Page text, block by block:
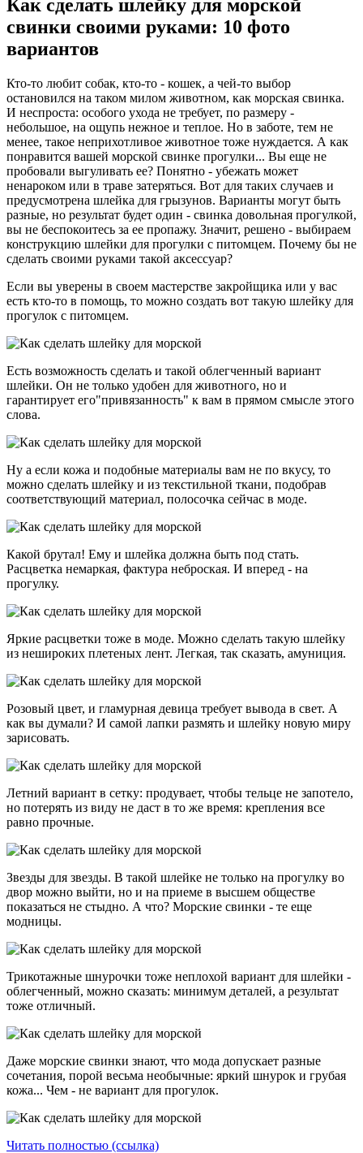
Как сделать шлейку для морской
свинки своими руками: 10 фото
вариантов
Кто-то любит собак, кто-то - кошек, а чей-то выбор
остановился на таком милом животном, как морская свинка.
И неспроста: особого ухода не требует, по размеру -
небольшое, на ощупь нежное и теплое. Но в заботе, тем не
менее, такое неприхотливое животное тоже нуждается. А как
понравится вашей морской свинке прогулки... Вы еще не
пробовали выгуливать ее? Понятно - убежать может
ненароком или в траве затеряться. Вот для таких случаев и
предусмотрена шлейка для грызунов. Варианты могут быть
разные, но результат будет один - свинка довольная прогулкой,
вы не беспокоитесь за ее пропажу. Значит, решено - выбираем
конструкцию шлейки для прогулки с питомцем. Почему бы не
сделать своими руками такой аксессуар?
Если вы уверены в своем мастерстве закройщика или у вас
есть кто-то в помощь, то можно создать вот такую шлейку для
прогулок с питомцем.
Есть возможность сделать и такой облегченный вариант
шлейки. Он не только удобен для животного, но и
гарантирует его"привязанность" к вам в прямом смысле этого
слова.
Ну а если кожа и подобные материалы вам не по вкусу, то
можно сделать шлейку и из текстильной ткани, подобрав
соответствующий материал, полосочка сейчас в моде.
Какой брутал! Ему и шлейка должна быть под стать.
Расцветка немаркая, фактура неброская. И вперед - на
прогулку.
Яркие расцветки тоже в моде. Можно сделать такую шлейку
из нешироких плетеных лент. Легкая, так сказать, амуниция.
Розовый цвет, и гламурная девица требует вывода в свет. А
как вы думали? И самой лапки размять и шлейку новую миру
зарисовать.
Летний вариант в сетку: продувает, чтобы тельце не запотело,
но потерять из виду не даст в то же время: крепления все
равно прочные.
Звезды для звезды. В такой шлейке не только на прогулку во
двор можно выйти, но и на приеме в высшем обществе
показаться не стыдно. А что? Морские свинки - те еще
модницы.
Трикотажные шнурочки тоже неплохой вариант для шлейки -
облегченный, можно сказать: минимум деталей, а результат
тоже отличный.
Даже морские свинки знают, что мода допускает разные
сочетания, порой весьма необычные: яркий шнурок и грубая
кожа... Чем - не вариант для прогулок.
Читать полностью (ссылка)